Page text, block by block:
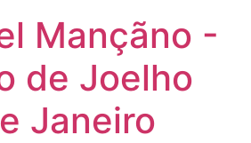
Mançãno -
de Joelho
Janeiro